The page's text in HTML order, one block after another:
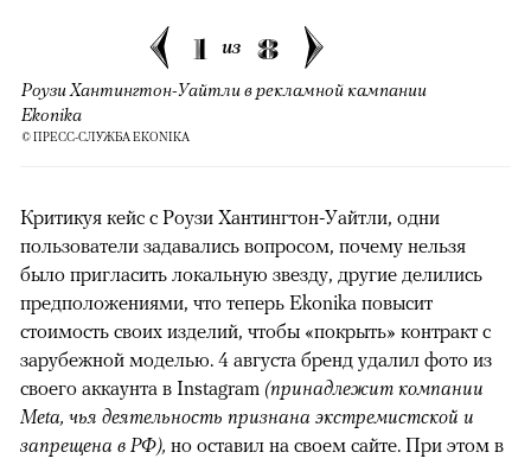
1 из 8
Роузи Хантингтон-Уайтли в рекламной кампании
Ekonika
© ПРЕСС-СЛУЖБА EKONIKA
Критикуя кейс с Роузи Хантингтон-Уайтли, одни
пользователи задавались вопросом, почему нельзя
было пригласить локальную звезду, другие делились
предположениями, что теперь Ekonika повысит
стоимость своих изделий, чтобы «покрыть» контракт с
зарубежной моделью. 4 августа бренд удалил фото из
своего аккаунта в Instagram (принадлежит компании
Meta, чья деятельность признана экстремистской и
запрещена в РФ), но оставил на своем сайте. При этом в